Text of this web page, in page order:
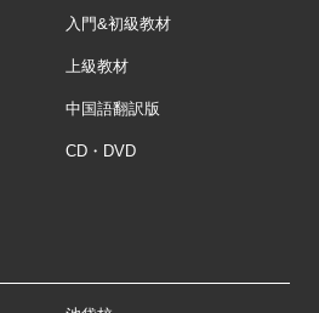
入門&初級教材
上級教材
中国語翻訳版
CD・DVD